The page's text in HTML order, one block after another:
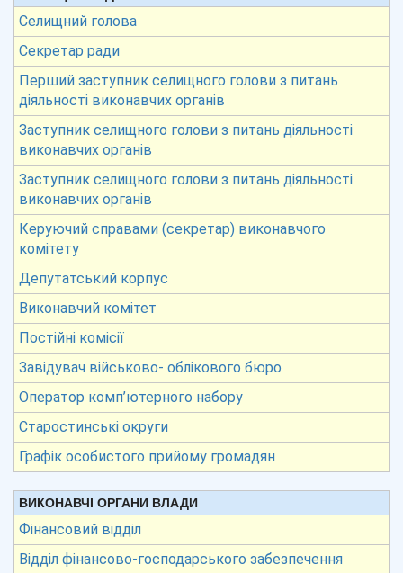
Селищний голова
Секретар ради
Перший заступник селищного голови з питань
діяльності виконавчих органів
Заступник селищного голови з питань діяльності
виконавчих органів
Заступник селищного голови з питань діяльності
виконавчих органів
Керуючий справами (секретар) виконавчого
комітету
Депутатський корпус
Виконавчий комітет
Постійні комісії
Завідувач військово- облікового бюро
Оператор комп’ютерного набору
Старостинські округи
Графік особистого прийому громадян
ВИКОНАВЧІ ОРГАНИ ВЛАДИ
Фінансовий відділ
Відділ фінансово-господарського забезпечення